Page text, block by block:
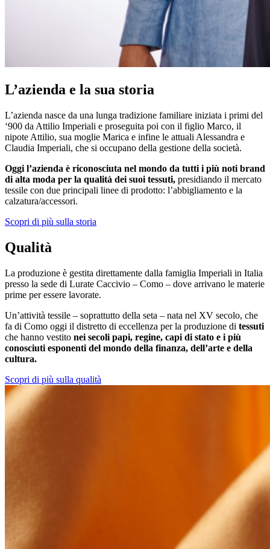
L’azienda e la sua storia
L’azienda nasce da una lunga tradizione familiare iniziata i primi del
‘900 da Attilio Imperiali e proseguita poi con il figlio Marco, il
nipote Attilio, sua moglie Marica e infine le attuali Alessandra e
Claudia Imperiali, che si occupano della gestione della società.
Oggi l’azienda è riconosciuta nel mondo da tutti i più noti brand
di alta moda per la qualità dei suoi tessuti, presidiando il mercato
tessile con due principali linee di prodotto: l’abbigliamento e la
calzatura/accessori.
Scopri di più sulla storia
Qualità
La produzione è gestita direttamente dalla famiglia Imperiali in Italia
presso la sede di Lurate Caccivio – Como – dove arrivano le materie
prime per essere lavorate.
Un’attività tessile – soprattutto della seta – nata nel XV secolo, che
fa di Como oggi il distretto di eccellenza per la produzione di tessuti
che hanno vestito nei secoli papi, regine, capi di stato e i più
conosciuti esponenti del mondo della finanza, dell’arte e della
cultura.
Scopri di più sulla qualità